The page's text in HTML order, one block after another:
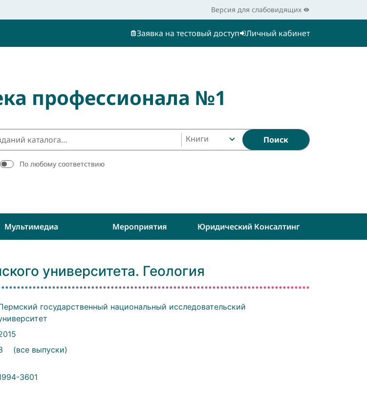
Версия для слабовидящих
Заявка на тестовый доступ Личный кабинет
профессионала №1
Книги Поиск
По любому соответствию
Мультимедиа Мероприятия Юридический Консалтинг
университета. Геология
государственный национальный исследовательский
(все выпуски)
3601